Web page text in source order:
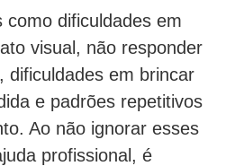
como dificuldades em
visual, não responder
dificuldades em brincar
e padrões repetitivos
Ao não ignorar esses
profissional, é